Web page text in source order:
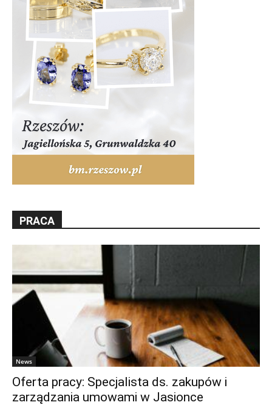
PRACA
News
Oferta pracy: Specjalista ds. zakupów i
zarządzania umowami w Jasionce